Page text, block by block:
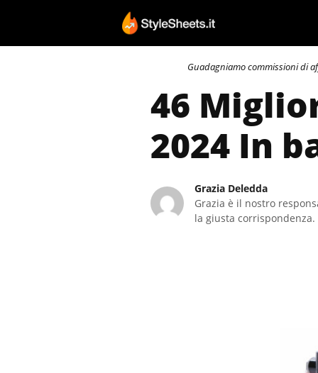
contenuto
Guadagniamo commissioni di
46
2024 In
Grazia Deledda
Grazia è il nostro
la giusta